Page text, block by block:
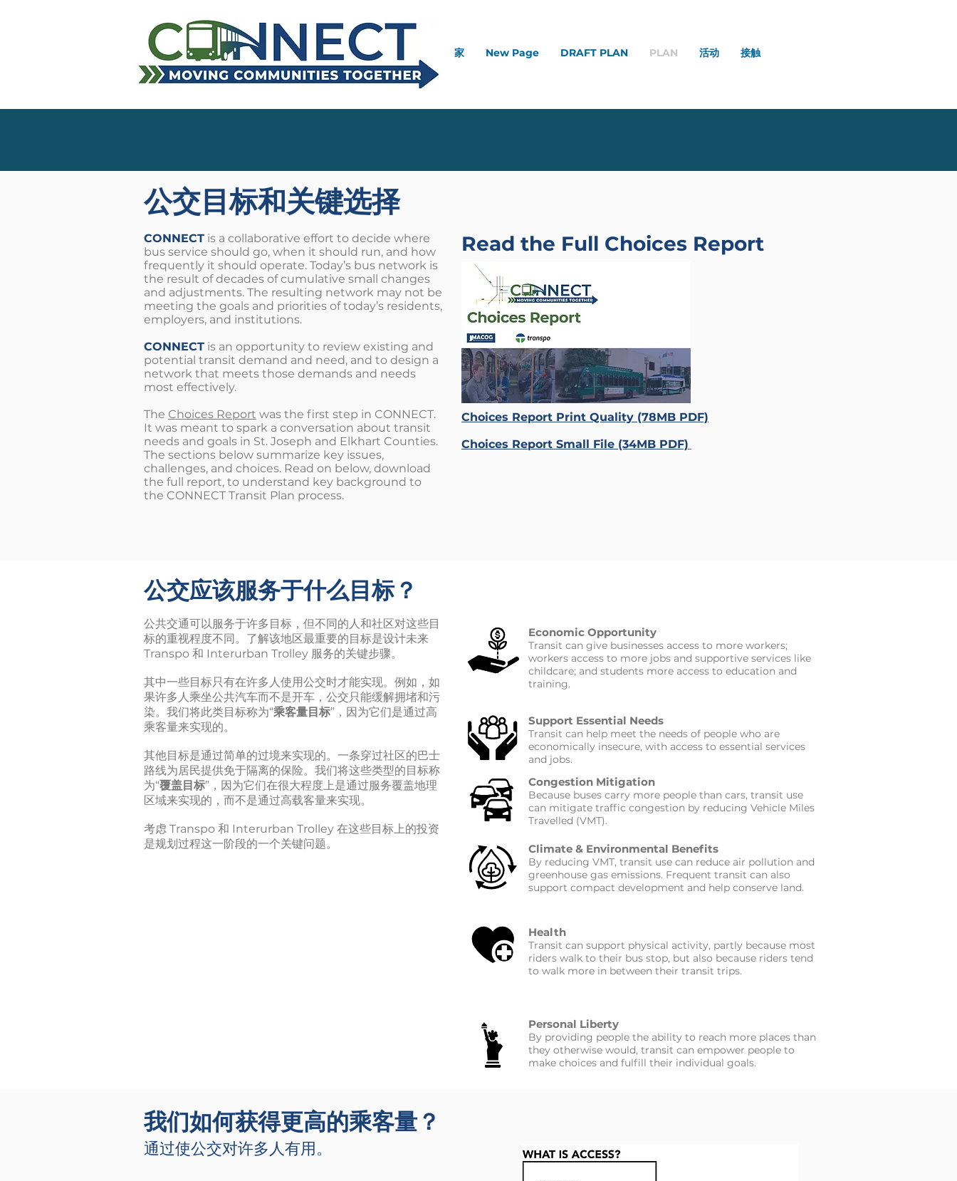
家 New Page DRAFT PLAN PLAN 活动 接触
公交目标和关键选择
CONNECT is a collaborative effort to decide where
bus service should go, when it should run, and how
frequently it should operate. Today’s bus network is
the result of decades of cumulative small changes
and adjustments. The resulting network may not be
meeting the goals and priorities of today’s residents,
employers, and institutions.
CONNECT is an opportunity to review existing and
potential transit demand and need, and to design a
network that meets those demands and needs
most effectively.
The Choices Report was the first step in CONNECT.
It was meant to spark a conversation about transit
needs and goals in St. Joseph and Elkhart Counties.
The sections below summarize key issues,
challenges, and choices. Read on below, download
the full report, to understand key background to
the CONNECT Transit Plan process.
Read the Full Choices Report
Choices Report Print Quality (78MB PDF)
Choices Report Small File (34MB PDF)
公交应该服务于什么目标？
公共交通可以服务于许多目标，但不同的人和社区对这些目
标的重视程度不同。了解该地区最重要的目标是设计未来
Transpo 和 Interurban Trolley 服务的关键步骤。
其中一些目标只有在许多人使用公交时才能实现。例如，如
果许多人乘坐公共汽车而不是开车，公交只能缓解拥堵和污
染。我们将此类目标称为“乘客量目标”，因为它们是通过高
乘客量来实现的。
其他目标是通过简单的过境来实现的。一条穿过社区的巴士
路线为居民提供免于隔离的保险。我们将这些类型的目标称
为“覆盖目标”，因为它们在很大程度上是通过服务覆盖地理
区域来实现的，而不是通过高载客量来实现。
考虑 Transpo 和 Interurban Trolley 在这些目标上的投资
是规划过程这一阶段的一个关键问题。
Economic Opportunity
Transit can give businesses access to more workers;
workers access to more jobs and supportive services like
childcare; and students more access to education and
training.
Support Essential Needs
Transit can help meet the needs of people who are
economically insecure, with access to essential services
and jobs.
Congestion Mitigation
Because buses carry more people than cars, transit use
can mitigate traffic congestion by reducing Vehicle Miles
Travelled (VMT).
Climate & Environmental Benefits
By reducing VMT, transit use can reduce air pollution and
greenhouse gas emissions. Frequent transit can also
support compact development and help conserve land.
Health
Transit can support physical activity, partly because most
riders walk to their bus stop, but also because riders tend
to walk more in between their transit trips.
Personal Liberty
By providing people the ability to reach more places than
they otherwise would, transit can empower people to
make choices and fulfill their individual goals.
我们如何获得更高的乘客量？
通过使公交对许多人有用。